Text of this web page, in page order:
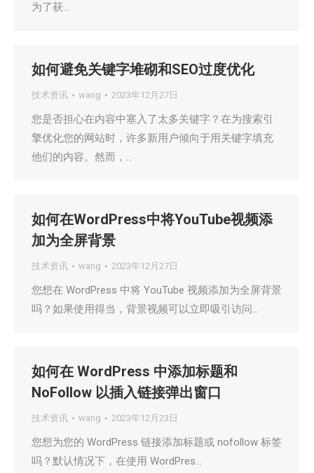
为了获…
如何避免关键字堆砌和SEO过度优化
技术资讯 wang 2023年12月27日
您是否担心在内容中塞入了太多关键字？在为搜索引
擎优化您的网站时，许多新用户倾向于用关键字填充
他们的内容。然而，…
如何在WordPress中将YouTube视频添
加为全屏背景
技术资讯 wang 2023年12月27日
您想在 WordPress 中将 YouTube 视频添加为全屏背景
吗？如果使用得当，背景视频可以立即吸引访问…
如何在 WordPress 中添加标题和
NoFollow 以插入链接弹出窗口
技术资讯 wang 2023年12月23日
您想为您的 WordPress 链接添加标题或 nofollow 标签
吗？默认情况下，在使用 WordPres…